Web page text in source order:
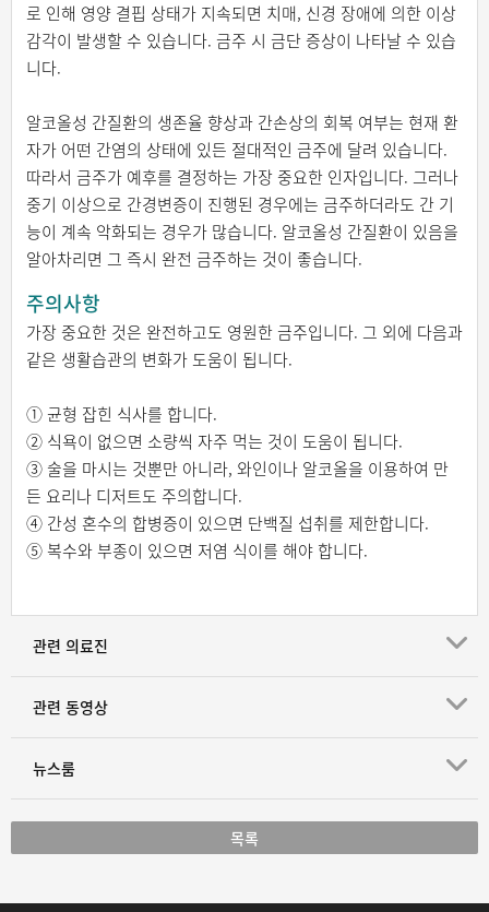
로 인해 영양 결핍 상태가 지속되면 치매, 신경 장애에 의한 이상
감각이 발생할 수 있습니다. 금주 시 금단 증상이 나타날 수 있습
니다.
알코올성 간질환의 생존율 향상과 간손상의 회복 여부는 현재 환
자가 어떤 간염의 상태에 있든 절대적인 금주에 달려 있습니다.
따라서 금주가 예후를 결정하는 가장 중요한 인자입니다. 그러나
중기 이상으로 간경변증이 진행된 경우에는 금주하더라도 간 기
능이 계속 악화되는 경우가 많습니다. 알코올성 간질환이 있음을
알아차리면 그 즉시 완전 금주하는 것이 좋습니다.
주의사항
가장 중요한 것은 완전하고도 영원한 금주입니다. 그 외에 다음과
같은 생활습관의 변화가 도움이 됩니다.
① 균형 잡힌 식사를 합니다.
② 식욕이 없으면 소량씩 자주 먹는 것이 도움이 됩니다.
③ 술을 마시는 것뿐만 아니라, 와인이나 알코올을 이용하여 만
든 요리나 디저트도 주의합니다.
④ 간성 혼수의 합병증이 있으면 단백질 섭취를 제한합니다.
⑤ 복수와 부종이 있으면 저염 식이를 해야 합니다.
관련 의료진
관련 동영상
뉴스룸
목록